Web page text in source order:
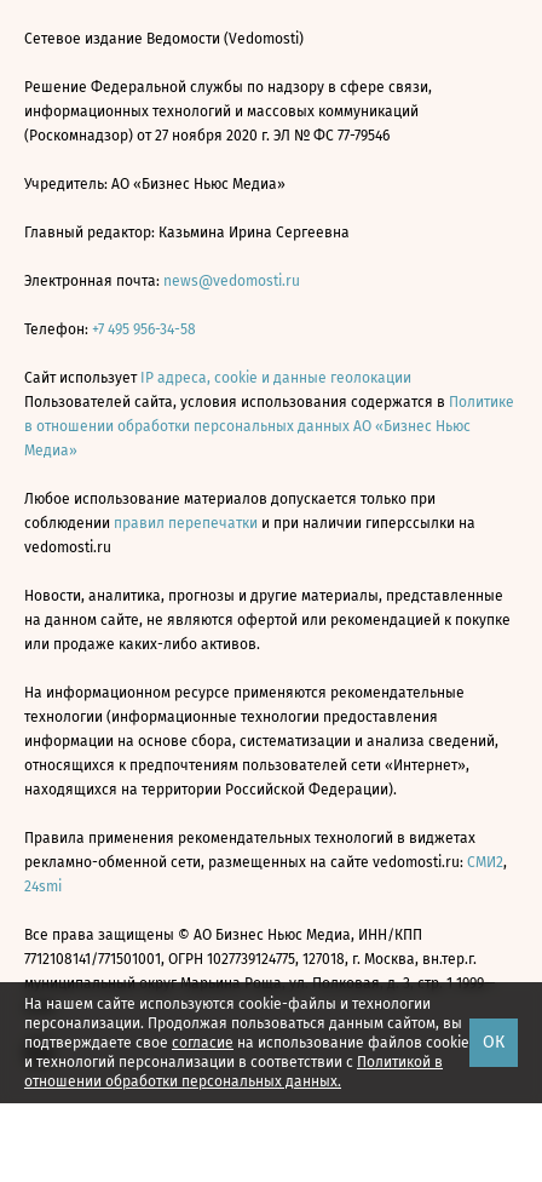
На нашем сайте используются cookie-файлы и технологии
персонализации. Продолжая пользоваться данным сайтом, вы
подтверждаете свое согласие на использование файлов cookie
и технологий персонализации в соответствии с Политикой в
отношении обработки персональных данных.
ОК
Сетевое издание Ведомости (Vedomosti)
Решение Федеральной службы по надзору в сфере связи,
информационных технологий и массовых коммуникаций
(Роскомнадзор) от 27 ноября 2020 г. ЭЛ № ФС 77-79546
Учредитель: АО «Бизнес Ньюс Медиа»
Главный редактор: Казьмина Ирина Сергеевна
Электронная почта: news@vedomosti.ru
Телефон: +7 495 956-34-58
Сайт использует IP адреса, cookie и данные геолокации
Пользователей сайта, условия использования содержатся в Политике
в отношении обработки персональных данных АО «Бизнес Ньюс
Медиа»
Любое использование материалов допускается только при
соблюдении правил перепечатки и при наличии гиперссылки на
vedomosti.ru
Новости, аналитика, прогнозы и другие материалы, представленные
на данном сайте, не являются офертой или рекомендацией к покупке
или продаже каких-либо активов.
На информационном ресурсе применяются рекомендательные
технологии (информационные технологии предоставления
информации на основе сбора, систематизации и анализа сведений,
относящихся к предпочтениям пользователей сети «Интернет»,
находящихся на территории Российской Федерации).
Правила применения рекомендательных технологий в виджетах
рекламно-обменной сети, размещенных на сайте vedomosti.ru: СМИ2,
24smi
Все права защищены © АО Бизнес Ньюс Медиа, ИНН/КПП
7712108141/771501001, ОГРН 1027739124775, 127018, г. Москва, вн.тер.г.
муниципальный округ Марьина Роща, ул. Полковая, д. 3, стр. 1 1999—
2026